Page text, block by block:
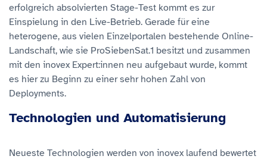
erfolgreich absolvierten Stage-Test kommt es zur
Einspielung in den Live-Betrieb. Gerade für eine
heterogene, aus vielen Einzelportalen bestehende Online-
Landschaft, wie sie ProSiebenSat.1 besitzt und zusammen
mit den inovex Expert:innen neu aufgebaut wurde, kommt
es hier zu Beginn zu einer sehr hohen Zahl von
Deployments.
Technologien und Automatisierung
Neueste Technologien werden von inovex laufend bewertet